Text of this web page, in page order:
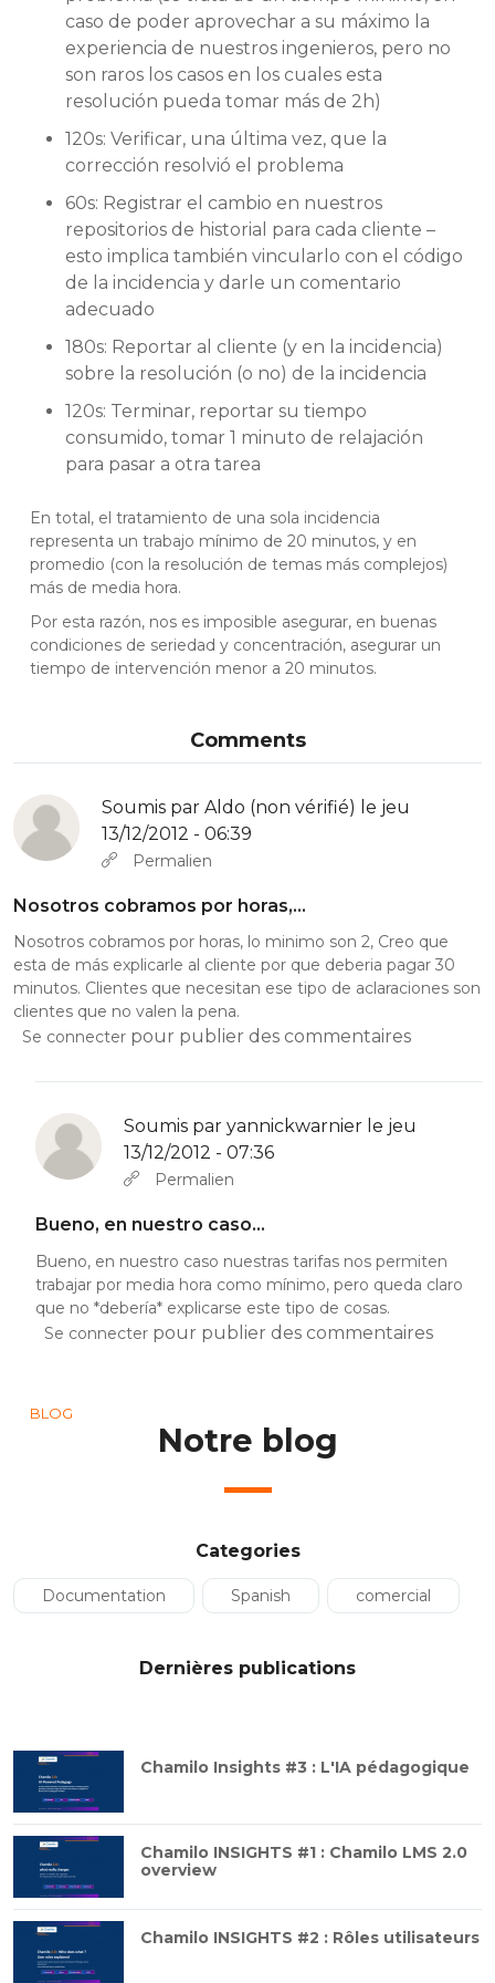
caso de poder aprovechar a su máximo la
experiencia de nuestros ingenieros, pero no
son raros los casos en los cuales esta
resolución pueda tomar más de 2h)
120s: Verificar, una última vez, que la
corrección resolvió el problema
60s: Registrar el cambio en nuestros
repositorios de historial para cada cliente –
esto implica también vincularlo con el código
de la incidencia y darle un comentario
adecuado
180s: Reportar al cliente (y en la incidencia)
sobre la resolución (o no) de la incidencia
120s: Terminar, reportar su tiempo
consumido, tomar 1 minuto de relajación
para pasar a otra tarea
En total, el tratamiento de una sola incidencia
representa un trabajo mínimo de 20 minutos, y en
promedio (con la resolución de temas más complejos)
más de media hora.
Por esta razón, nos es imposible asegurar, en buenas
condiciones de seriedad y concentración, asegurar un
tiempo de intervención menor a 20 minutos.
Comments
Soumis par Aldo (non vérifié) le jeu
13/12/2012 - 06:39
Permalien
Nosotros cobramos por horas,…
Nosotros cobramos por horas, lo minimo son 2, Creo que
esta de más explicarle al cliente por que deberia pagar 30
minutos. Clientes que necesitan ese tipo de aclaraciones son
clientes que no valen la pena.
Se connecter pour publier des commentaires
Soumis par yannickwarnier le jeu
13/12/2012 - 07:36
En réponse à Nosotros cobramos por horas,…
Permalien
Bueno, en nuestro caso…
Bueno, en nuestro caso nuestras tarifas nos permiten
trabajar por media hora como mínimo, pero queda claro
que no *debería* explicarse este tipo de cosas.
Se connecter pour publier des commentaires
BLOG
Notre blog
Categories
Documentation Spanish comercial
Dernières publications
Chamilo Insights #3 : L'IA pédagogique
Chamilo INSIGHTS #1 : Chamilo LMS 2.0
overview
Chamilo INSIGHTS #2 : Rôles utilisateurs